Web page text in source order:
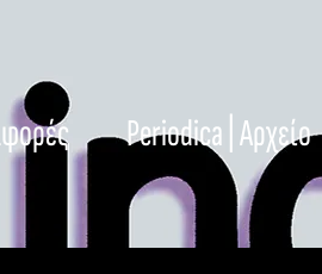
Periodica | Αρχείο